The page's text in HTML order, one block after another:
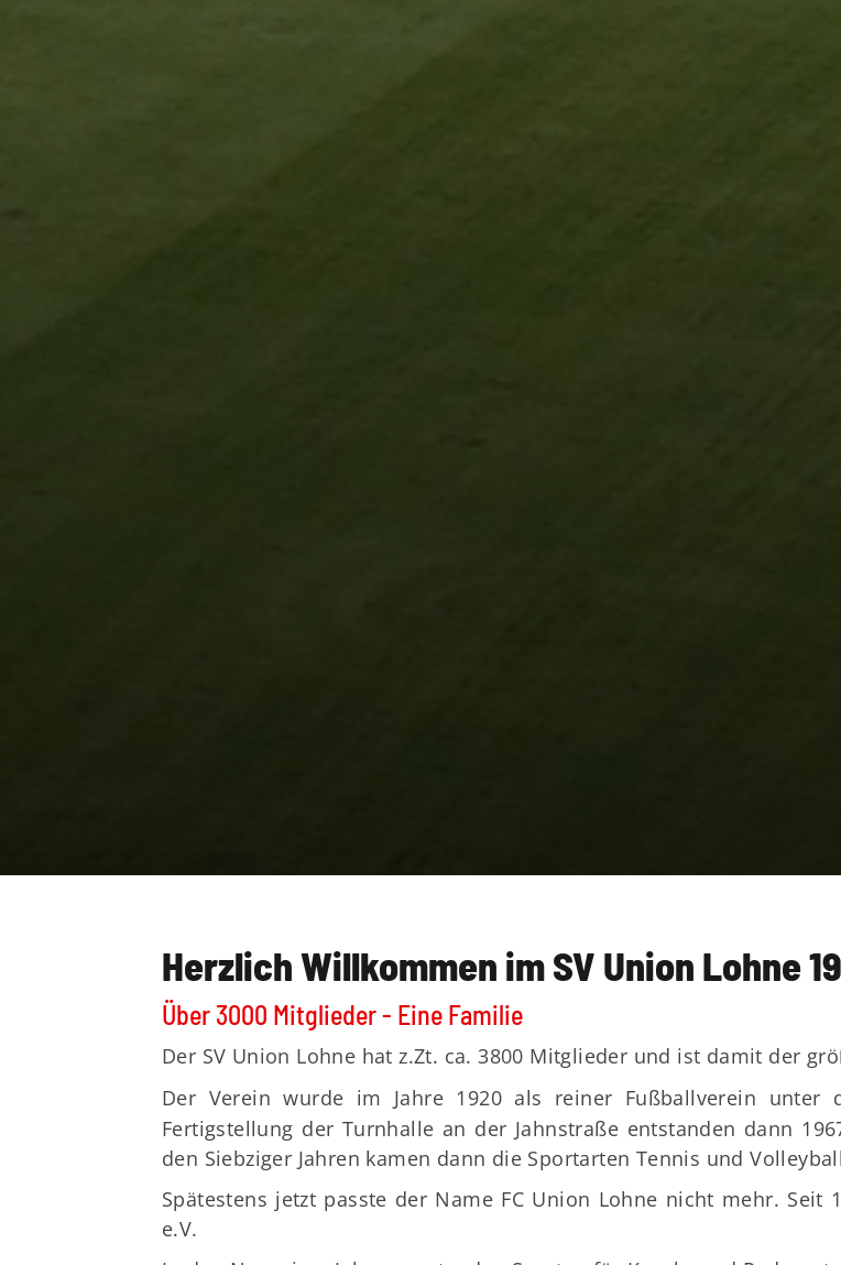
Herzlich Willkommen im SV Union Lohne
Über 3000 Mitglieder - Eine Familie
Der SV Union Lohne hat z.Zt. ca. 3800 Mitglieder und ist damit der
Der Verein wurde im Jahre 1920 als reiner Fußballverein unter
Fertigstellung der Turnhalle an der Jahnstraße entstanden dann
den Siebziger Jahren kamen dann die Sportarten Tennis und
Spätestens jetzt passte der Name FC Union Lohne nicht mehr. Seit
e.V.